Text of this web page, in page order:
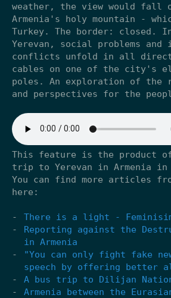
weather, the view would fall
Armenia's holy mountain -
Turkey. The border: closed.
Yerevan, social problems and
conflicts unfold in all
cables on one of the city's
poles. An exploration of
and perspectives for the
This feature is the product
trip to Yerevan in Armenia in
You can find more articles
here:
There is a light -
Reporting against the
in Armenia
"You can only fight fake
speech by offering better
A bus trip to Dilijan
Armenia between the